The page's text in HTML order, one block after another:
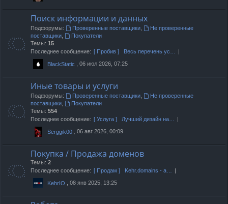
Поиск информации и данных
Подфорумы: Проверенные поставщики,
Не проверенные
поставщики
Покупатели
Темы: 15
Последнее сообщение: [ Пробив ] Весь перечень ус…
BlackStatic , 06 июл 2026, 07:25
Иные товары и услуги
Подфорумы: Проверенные поставщики,
Не проверенные
поставщики
Покупатели
Темы: 554
Последнее сообщение: [ Услуга ] Лучший дизайн на…
Serggik00 , 06 авг 2026, 00:09
Покупка / Продажа доменов
Темы: 2
Последнее сообщение: [ Продам ] Kehr.domains - а…
KehrIO , 08 янв 2025, 13:25